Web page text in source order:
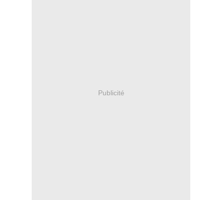
Publicité